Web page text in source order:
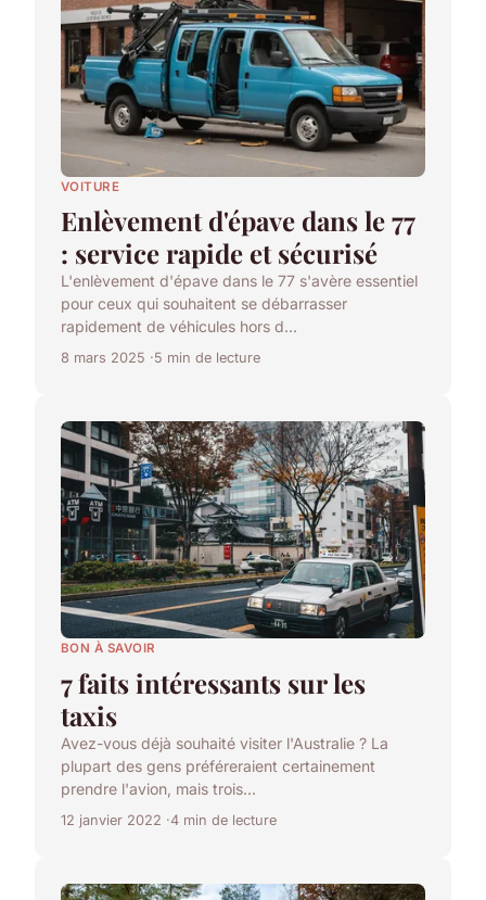
VOITURE
Enlèvement d'épave dans le 77
: service rapide et sécurisé
L'enlèvement d'épave dans le 77 s'avère essentiel
pour ceux qui souhaitent se débarrasser
rapidement de véhicules hors d...
8 mars 2025 5 min de lecture
BON À SAVOIR
7 faits intéressants sur les
taxis
Avez-vous déjà souhaité visiter l'Australie ? La
plupart des gens préféreraient certainement
prendre l'avion, mais trois...
12 janvier 2022 4 min de lecture